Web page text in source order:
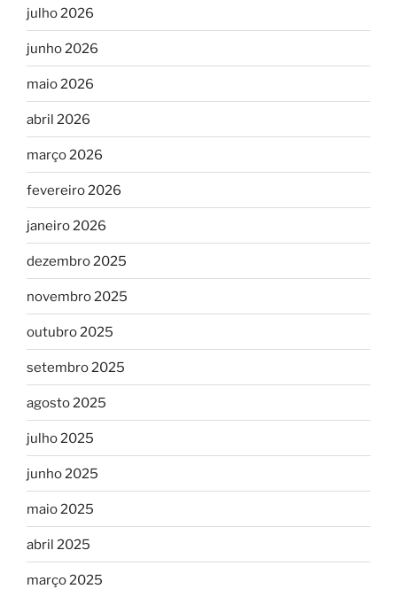
julho 2026
junho 2026
maio 2026
abril 2026
março 2026
fevereiro 2026
janeiro 2026
dezembro 2025
novembro 2025
outubro 2025
setembro 2025
agosto 2025
julho 2025
junho 2025
maio 2025
abril 2025
março 2025